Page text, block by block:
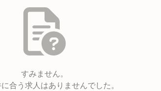
すみません。
合う求人はありませんでした。